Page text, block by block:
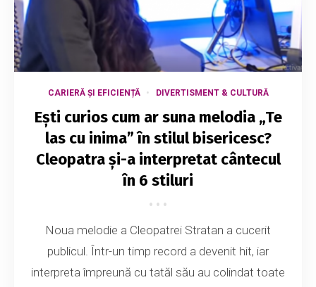
CARIERĂ ȘI EFICIENȚĂ DIVERTISMENT & CULTURĂ
Ești curios cum ar suna melodia „Te
las cu inima” în stilul bisericesc?
Cleopatra și-a interpretat cântecul
în 6 stiluri
Noua melodie a Cleopatrei Stratan a cucerit
publicul. Într-un timp record a devenit hit, iar
interpreta împreună cu tatăl său au colindat toate